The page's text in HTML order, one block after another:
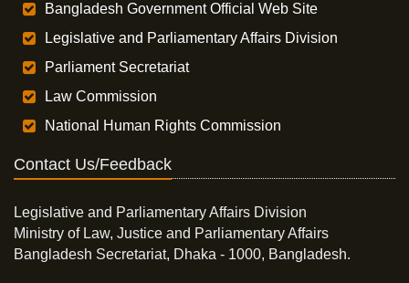
Bangladesh Government Official Web Site
Legislative and Parliamentary Affairs Division
Parliament Secretariat
Law Commission
National Human Rights Commission
Contact Us/Feedback
Legislative and Parliamentary Affairs Division
Ministry of Law, Justice and Parliamentary Affairs
Bangladesh Secretariat, Dhaka - 1000, Bangladesh.